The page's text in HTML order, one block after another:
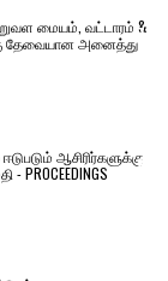
மையம், வட்டாரம் &
தேவையான அனைத்து
ஆசிரிர்களுக்கு
PROCEEDINGS